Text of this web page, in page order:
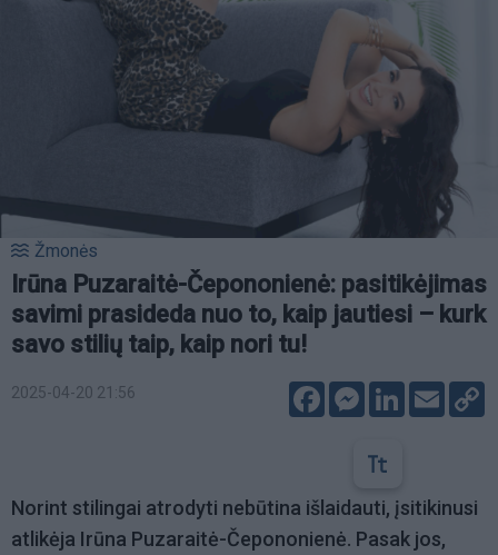
Žmonės
Irūna Puzaraitė-Čepononienė: pasitikėjimas
savimi prasideda nuo to, kaip jautiesi – kurk
savo stilių taip, kaip nori tu!
2025-04-20 21:56 FacebookMessenger
LinkedIn
Email
Norint stilingai atrodyti nebūtina išlaidauti, įsitikinusi
atlikėja Irūna Puzaraitė-Čepononienė. Pasak jos,